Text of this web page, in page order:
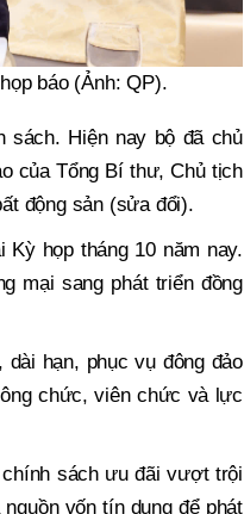
báo (Ảnh: QP).
sách. Hiện nay bộ đã chủ
của Tổng Bí thư, Chủ tịch
động sản (sửa đổi).
Kỳ họp tháng 10 năm nay.
mại sang phát triển đồng
hạn, phục vụ đông đảo
chức, viên chức và lực
sách ưu đãi vượt trội
vốn tín dụng để phát